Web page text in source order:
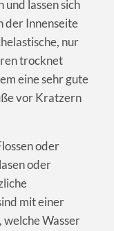
und lassen sich
der Innenseite
nur
trocknet
eine sehr gute
vor Kratzern
oder
oder
mit einer
Wasser